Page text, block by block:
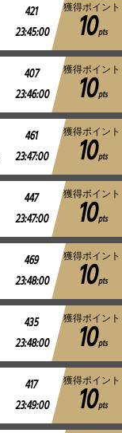
421
23:45:00
獲得ポイント
10pts
407
23:46:00
獲得ポイント
10pts
461
23:47:00
獲得ポイント
10pts
447
23:47:00
獲得ポイント
10pts
469
23:48:00
獲得ポイント
10pts
435
23:48:00
獲得ポイント
10pts
417
23:49:00
獲得ポイント
10pts